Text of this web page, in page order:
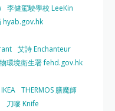
李健駕駛學校 LeeKin
hyab.gov.hk
艾詩 Enchanteur
環境衛生署 fehd.gov.hk
IKEA THERMOS 膳魔師
刀嘜 Knife